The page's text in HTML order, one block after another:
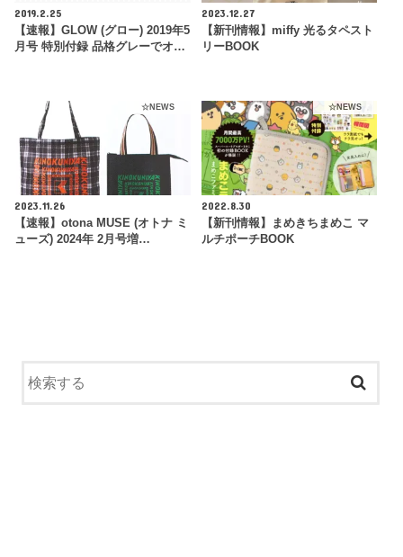
2019.2.25
【速報】GLOW (グロー) 2019年5
月号 特別付録 品格グレーでオ…
2023.12.27
【新刊情報】miffy 光るタペスト
リーBOOK
☆NEWS
2023.11.26
【速報】otona MUSE (オトナ ミ
ューズ) 2024年 2月号増…
☆NEWS
2022.8.30
【新刊情報】まめきちまめこ マ
ルチポーチBOOK